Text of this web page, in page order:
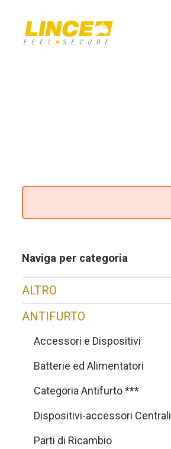
Naviga per categoria
ALTRO
ANTIFURTO
Accessori e Dispositivi
Batterie ed Alimentatori
Categoria Antifurto ***
Dispositivi-accessori Centrali
Parti di Ricambio